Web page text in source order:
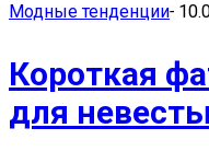
Модные тенденции-
Короткая
для невесты